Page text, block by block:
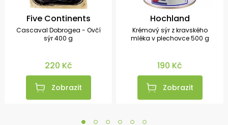
Five Continents
Cascaval Dobrogea - Ovčí
sýr 400 g
220 Kč
Zobrazit
Hochland
Krémový sýr z kravského
mléka v plechovce 500 g
190 Kč
Zobrazit